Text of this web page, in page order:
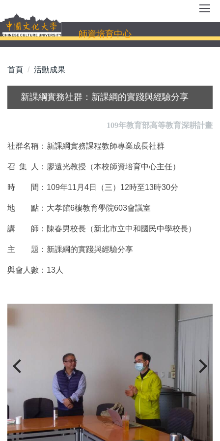
到
主
要
容
師資培育中心
首頁 活動成果
新課綱實務社群：新課綱的實踐與經驗分享
109年教育部高等教育深耕計畫
社群名稱：新課綱實務課程教師專業成長社群
召 集 人：廖遠光教授（本校師資培育中心主任）
時 間：109年11月4日（三）12時至13時30分
地 點：大孝館6樓教育學院603會議室
講 師：陳春男校長（新北市立中和國民中學校長）
主 題：新課綱的實踐與經驗分享
與會人數：13人